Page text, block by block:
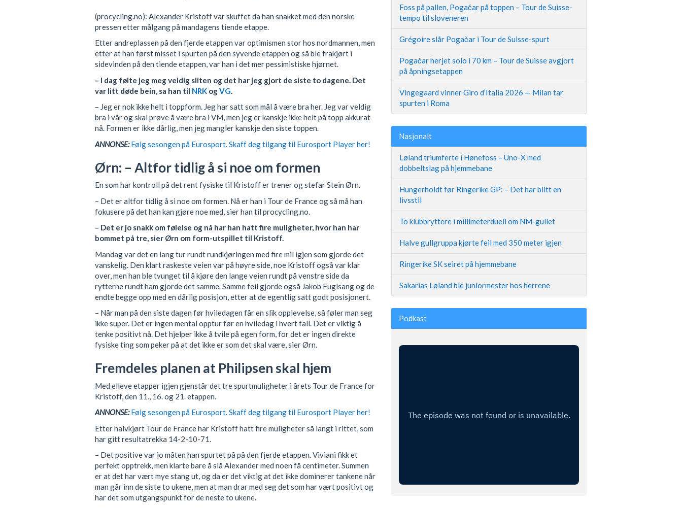
(procycling.no): Alexander Kristoff var skuffet da han snakket med den norske
pressen etter målgang på mandagens tiende etappe.
Etter andreplassen på den fjerde etappen var optimismen stor hos nordmannen, men
etter at han først misset i spurten på den syvende etappen og så ble frakjørt i
sidevinden på den tiende etappen, var han i det mer pessimistiske hjørnet.
– I dag følte jeg meg veldig sliten og det har jeg gjort de siste to dagene. Det
var litt døde bein, sa han til NRK ogVG
– Jeg er nok ikke helt i toppform. Jeg har satt som mål å være bra her. Jeg var veldig
bra i vår og skal prøve å være bra i VM, men jeg er kanskje ikke helt på topp akkurat
nå. Formen er ikke dårlig, men jeg mangler kanskje den siste toppen.
ANNONSE: Følg sesongen på Eurosport. Skaff deg tilgang til Eurosport Player her!
Ørn: – Altfor tidlig å si noe om formen
En som har kontroll på det rent fysiske til Kristoff er trener og stefar Stein Ørn.
– Det er altfor tidlig å si noe om formen. Nå er han i Tour de France og så må han
fokusere på det han kan gjøre noe med, sier han til procycling.no.
– Det er jo snakk om følelse og nå har han hatt fire muligheter, hvor han har
bommet på tre, sier Ørn om form-utspillet til Kristoff.
Mandag var det en lang tur rundt rundkjøringen med fire mil igjen som gjorde det
vanskelig. Den klart raskeste veien var på høyre side, noe Kristoff også var klar
over, men han ble tvunget til å kjøre den lange veien rundt på venstre side da
rytterne rundt ham gjorde det samme. Samme feil gjorde også Jakob Fuglsang og de
endte begge opp med en dårlig posisjon, etter at de egentlig satt godt posisjonert.
– Når man på den siste dagen før hviledagen får en slik opplevelse, så føler man seg
ikke super. Det er ingen mental opptur før en hviledag i hvert fall. Det er viktig å
tenke positivt nå. Det hjelper ikke å tvile på egen form, for det er ingen direkte
fysiske ting som peker på at det ikke er som det skal være, sier Ørn.
Fremdeles planen at Philipsen skal hjem
Med elleve etapper igjen gjenstår det tre spurtmuligheter i årets Tour de France for
Kristoff, den 11., 16. og 21. etappen.
ANNONSE: Følg sesongen på Eurosport. Skaff deg tilgang til Eurosport Player her!
Etter halvkjørt Tour de France har Kristoff hatt fire muligheter så langt i rittet, som
har gitt resultatrekka 14-2-10-71.
– Det positive var jo måten han spurtet på på den fjerde etappen. Viviani fikk et
perfekt opptrekk, men klarte bare å slå Alexander med noen få centimeter. Summen
er at det har vært mye stang ut, og da er det viktig at det ikke dominerer tankene når
man går inn de siste to ukene, men at man drar med seg det som har vært positivt og
har det som utgangspunkt for de neste to ukene.
Foss på pallen, Pogačar på toppen – Tour de Suisse-
tempo til sloveneren
Grégoire slår Pogačar i Tour de Suisse-spurt
Pogačar herjet solo i 70 km – Tour de Suisse avgjort
på åpningsetappen
Vingegaard vinner Giro d’Italia 2026 — Milan tar
spurten i Roma
Nasjonalt
Løland triumferte i Hønefoss – Uno-X med
dobbeltslag på hjemmebane
Hungerholdt før Ringerike GP: – Det har blitt en
livsstil
To klubbryttere i millimeterduell om NM-gullet
Halve gullgruppa kjørte feil med 350 meter igjen
Ringerike SK seiret på hjemmebane
Sakarias Løland ble juniormester hos herrene
Podkast